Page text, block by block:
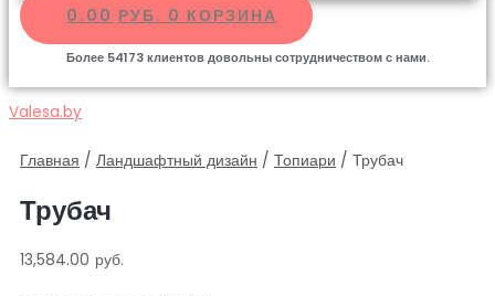
0.00 РУБ. 0 КОРЗИНА
Более 54173 клиентов довольны сотрудничеством с нами.
Valesa.by
Главная / Ландшафтный дизайн / Топиари / Трубач
Трубач
13,584.00 руб.